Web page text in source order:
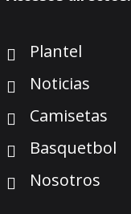
Plantel
Noticias
Camisetas
Basquetbol
Nosotros